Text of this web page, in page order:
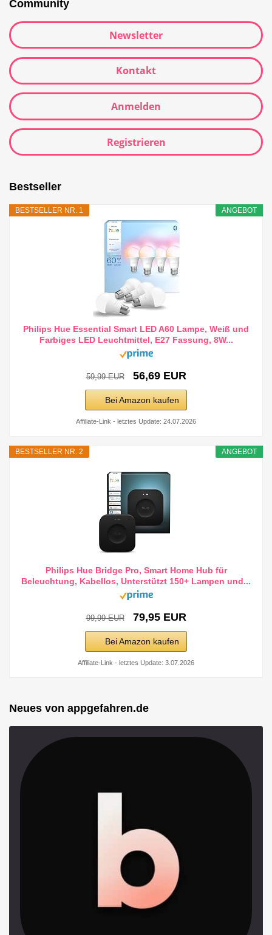
Community
Newsletter
Kontakt
Anmelden
Registrieren
Bestseller
ANGEBOT
BESTSELLER NR. 1
Philips Hue Essential Smart LED A60 Lampe, Weiß und
Farbiges LED Leuchtmittel, E27 Fassung, 8W...
59,99 EUR 56,69 EUR
Bei Amazon kaufen
Affiliate-Link - letztes Update: 24.07.2026
ANGEBOT
BESTSELLER NR. 2
Philips Hue Bridge Pro, Smart Home Hub für
Beleuchtung, Kabellos, Unterstützt 150+ Lampen und...
99,99 EUR 79,95 EUR
Bei Amazon kaufen
Affiliate-Link - letztes Update: 3.07.2026
Neues von appgefahren.de